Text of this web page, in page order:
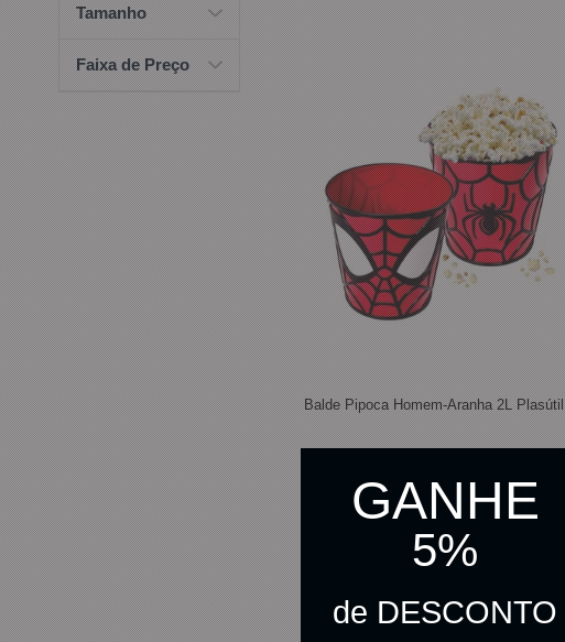
GANHE
5%
de DESCONTO
Tamanho
Faixa de Preço
Balde Pipoca Homem-Aranha 2L Plasútil
R$ 22,90